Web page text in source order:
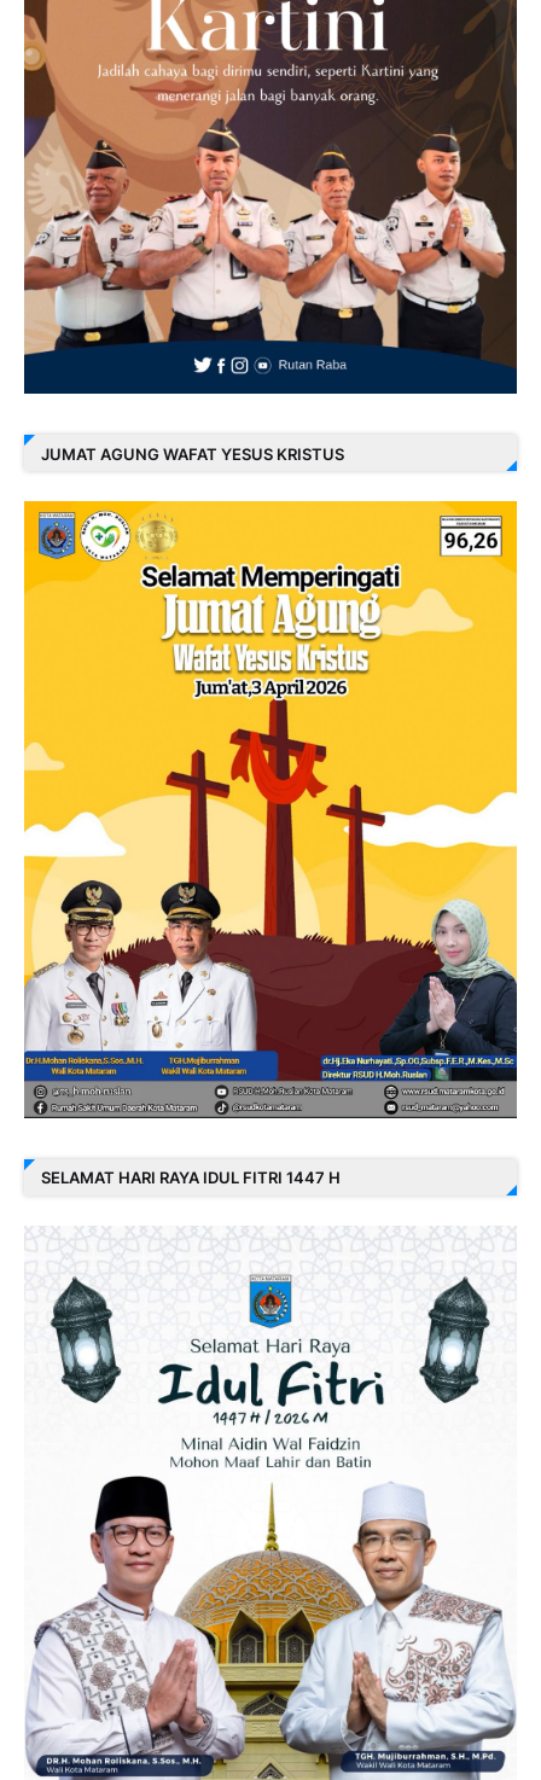
JUMAT AGUNG WAFAT YESUS KRISTUS
SELAMAT HARI RAYA IDUL FITRI 1447 H